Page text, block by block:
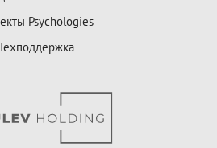
Psychologies